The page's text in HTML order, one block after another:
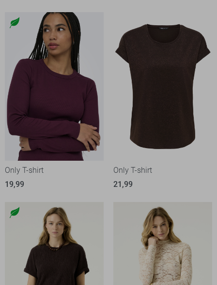
Only T-shirt
19,99
Only T-shirt
21,99